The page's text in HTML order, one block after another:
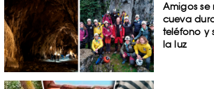
Amigos
cueva
teléfono y
la luz